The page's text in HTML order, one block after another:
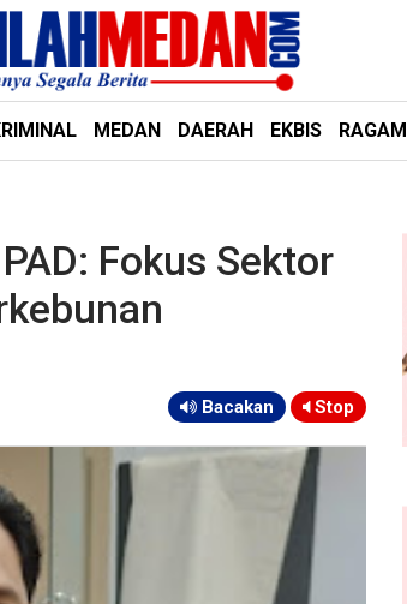
MEDAN DAERAH EKBIS RAGAM
Fokus Sektor
Bacakan Stop